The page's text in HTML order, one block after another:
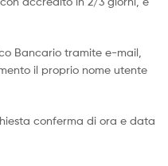
Bancario tramite e-mail,
il proprio nome utente
conferma di ora e data